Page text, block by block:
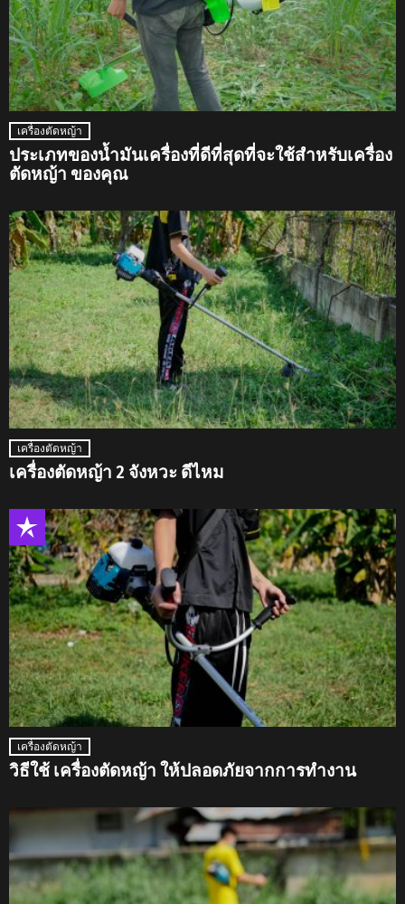
เครื่องตัดหญ้า
ประเภทของน้ำมันเครื่องที่ดีที่สุดที่จะใช้สำหรับเครื่อง
ตัดหญ้า ของคุณ
เครื่องตัดหญ้า
เครื่องตัดหญ้า 2 จังหวะ ดีไหม
เครื่องตัดหญ้า
วิธีใช้ เครื่องตัดหญ้า ให้ปลอดภัยจากการทำงาน